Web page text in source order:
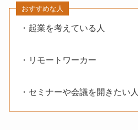
おすすめな人
・起業を考えている人
・リモートワーカー
・セミナーや会議を開きたい人